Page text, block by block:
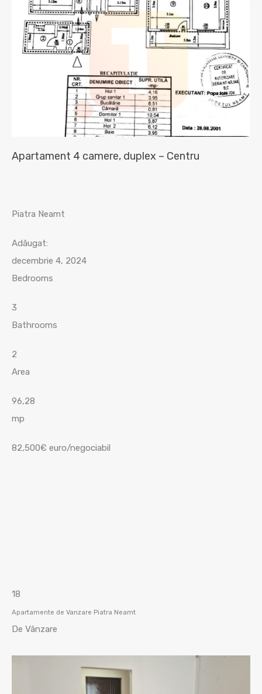
Apartament 4 camere, duplex – Centru
Piatra Neamt
Adăugat:
decembrie 4, 2024
Bedrooms
3
Bathrooms
2
Area
96,28
mp
82,500€ euro/negociabil
18
Apartamente de Vanzare Piatra Neamt
De Vânzare